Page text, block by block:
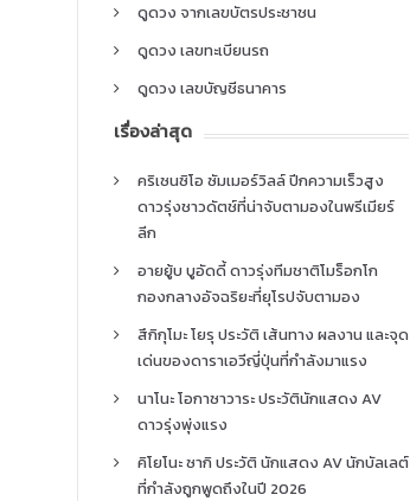
ดูดวง จากเลขบัตรประชาชน
ดูดวง เลขทะเบียนรถ
ดูดวง เลขบัญชีธนาคาร
เรื่องล่าสุด
คริเซนซิโอ ซัมเมอร์วิลล์ ปีกความเร็วสูง
ดาวรุ่งชาวดัตช์ที่น่าจับตามองในพรีเมียร์
ลีก
อายยู้บ บูอัดดี้ ดาวรุ่งทีมชาติโมร็อกโก
กองกลางอัจฉริยะที่ยุโรปจับตามอง
สึกิกุโมะ โยรุ ประวัติ เส้นทาง ผลงาน และจุด
เด่นของดาราเอวีญี่ปุ่นที่กำลังมาแรง
นาโนะ โอกาซาวาระ ประวัตินักแสดง AV
ดาวรุ่งพุ่งแรง
คิโยโนะ ซากิ ประวัติ นักแสดง AV นักบัลเลต์
ที่กำลังถูกพูดถึงในปี 2026